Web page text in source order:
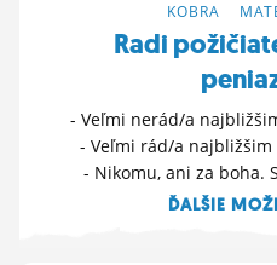
KOBRA
Radi
- Veľmi nerád/a
- Veľmi rád/a
- Nikomu, ani za boha.
ĎALŠIE